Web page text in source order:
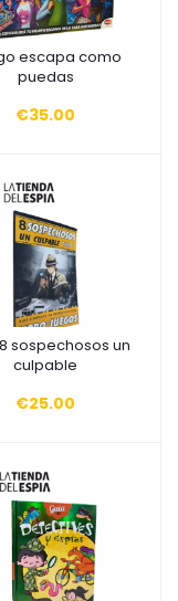
a la cesta
escapa como
puedas
€35.00
a la cesta
sospechosos un
culpable
€25.00